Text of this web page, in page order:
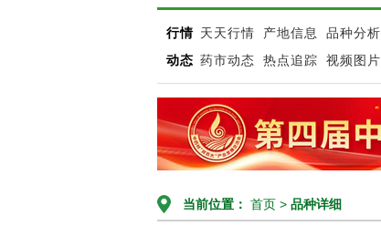
行情 天天行情 产地信息
品种分析
动态 药市动态 热点追踪 视频图片
当前位置： 首页 > 品种详细